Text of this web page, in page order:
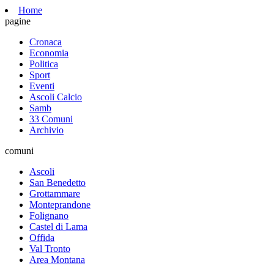
Home
pagine
Cronaca
Economia
Politica
Sport
Eventi
Ascoli Calcio
Samb
33 Comuni
Archivio
comuni
Ascoli
San Benedetto
Grottammare
Monteprandone
Folignano
Castel di Lama
Offida
Val Tronto
Area Montana